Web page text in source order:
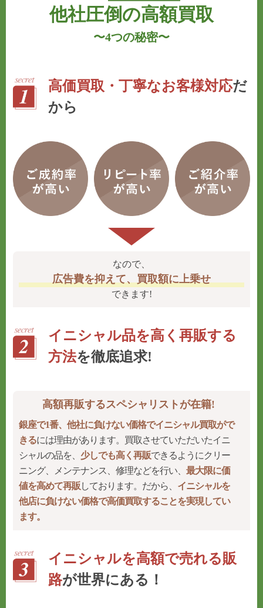
他社圧倒の高額買取
〜4つの秘密〜
高価買取・丁寧なお客様対応だ
から
なので、
広告費を抑えて、買取額に上乗せ
できます!
イニシャル品を高く再販する
方法を徹底追求!
高額再販するスペシャリストが在籍!
銀座で1番、他社に負けない価格でイニシャル買取がで
きるには理由があります。買取させていただいたイニ
シャルの品を、 少しでも高く再販できるようにクリー
ニング、メンテナンス、修理などを行い、最大限に価
値を高めて再販しております。だから、 イニシャルを
他店に負けない価格で高価買取することを実現してい
ます。
イニシャルを高額で売れる販
路が世界にある！